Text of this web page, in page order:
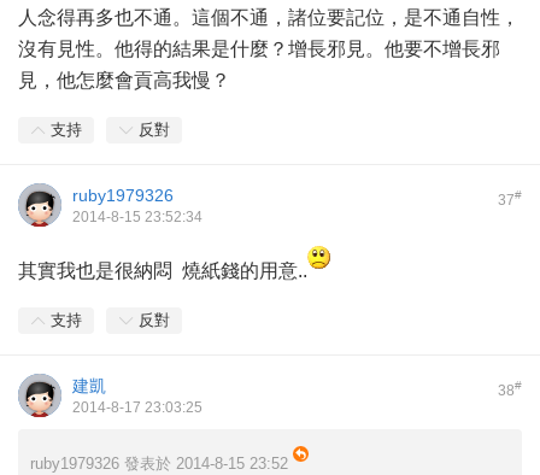
人念得再多也不通。這個不通，諸位要記位，是不通自性，
沒有見性。他得的結果是什麼？增長邪見。他要不增長邪
見，他怎麼會貢高我慢？
支持 反對
37#
ruby1979326
2014-8-15 23:52:34
其實我也是很納悶 燒紙錢的用意..
支持 反對
38#
建凱
2014-8-17 23:03:25
ruby1979326 發表於 2014-8-15 23:52